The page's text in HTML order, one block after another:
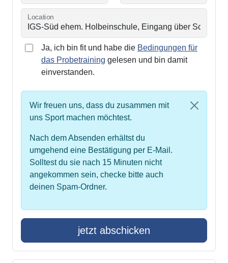
Location
Ja, ich bin fit und habe die Bedingungen für
das Probetraining gelesen und bin damit
einverstanden.
Wir freuen uns, dass du zusammen mit
uns Sport machen möchtest.
Nach dem Absenden erhältst du
umgehend eine Bestätigung per E-Mail.
Solltest du sie nach 15 Minuten nicht
angekommen sein, checke bitte auch
deinen Spam-Ordner.
jetzt abschicken